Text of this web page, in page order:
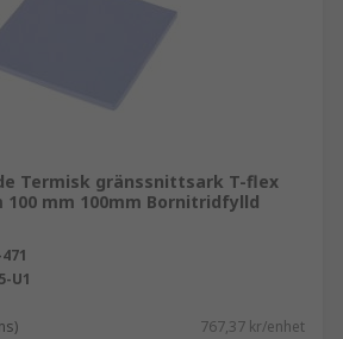
Termisk gränssnittsark T-flex
100 mm 100mm Bornitridfylld
U1
767,37 kr/enhet